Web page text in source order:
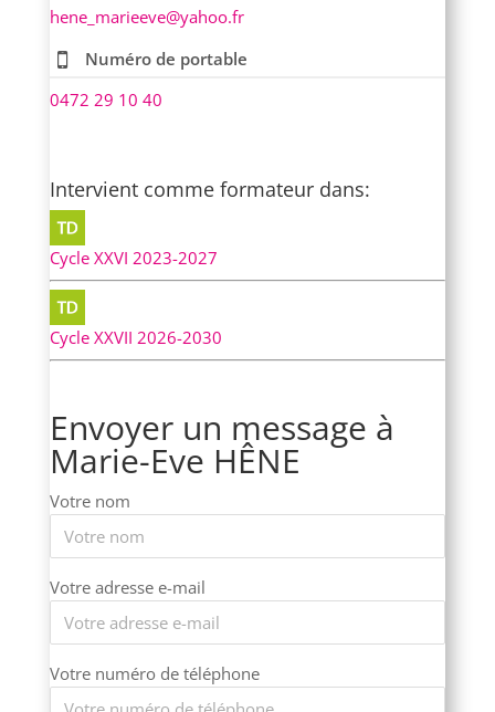
hene_marieeve@yahoo.fr
Numéro de portable
0472 29 10 40
Intervient comme formateur dans:
Cycle XXVI 2023-2027
Cycle XXVII 2026-2030
Envoyer un message à
Marie-Eve HÊNE
Votre nom
Votre adresse e-mail
Votre numéro de téléphone